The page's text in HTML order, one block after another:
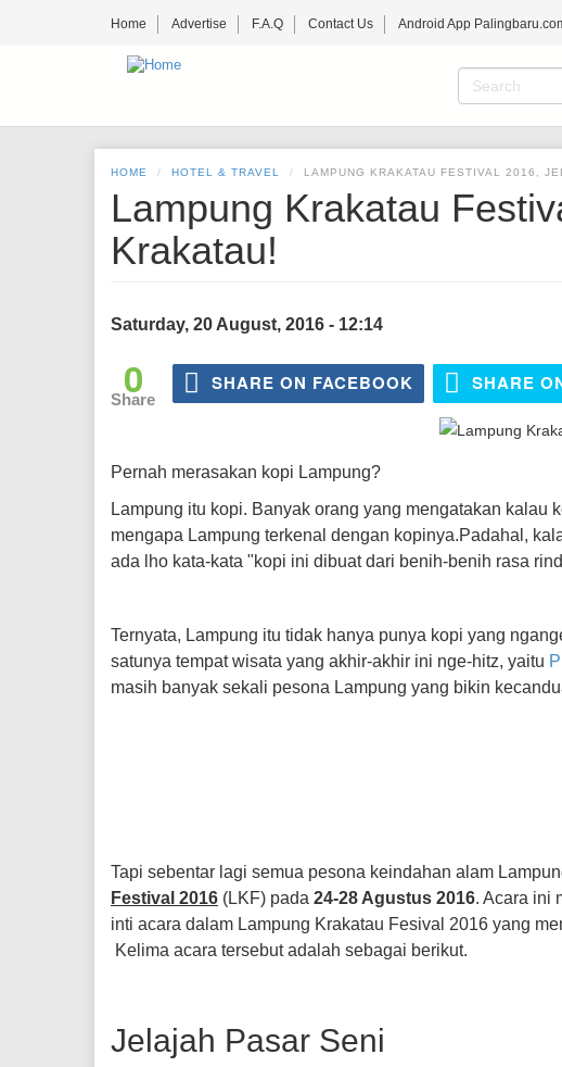
Home Advertise F.A.Q Contact Us Android App
Search
form
HOME HOTEL & TRAVEL LAMPUNG KRAKATAU FESTIVAL 2016,
Lampung Krakatau
Krakatau!
Saturday, 20 August, 2016 - 12:14
0
Share
SHARE ON FACEBOOK SHARE
Pernah merasakan kopi Lampung?
Lampung itu kopi. Banyak orang yang mengatakan
mengapa Lampung terkenal dengan kopinya.Padahal,
ada lho kata-kata "kopi ini dibuat dari benih-benih rasa
Ternyata, Lampung itu tidak hanya punya kopi yang
satunya tempat wisata yang akhir-akhir ini nge-hitz, yaitu
masih banyak sekali pesona Lampung yang bikin
Tapi sebentar lagi semua pesona keindahan alam
Festival 2016 (LKF) pada 24-28 Agustus 2016. Acara ini
inti acara dalam Lampung Krakatau Fesival 2016 yang
Kelima acara tersebut adalah sebagai berikut.
Jelajah Pasar Seni